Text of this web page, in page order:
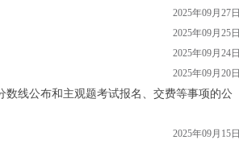
2025年09月27日
2025年09月25日
2025年09月24日
2025年09月20日
数线公布和主观题考试报名、交费等事项的公
2025年09月15日